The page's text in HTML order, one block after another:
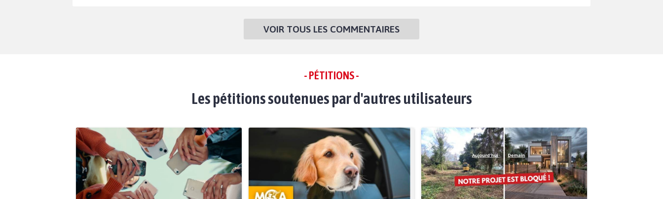
VOIR TOUS LES COMMENTAIRES
- PÉTITIONS -
Les pétitions soutenues par d'autres utilisateurs